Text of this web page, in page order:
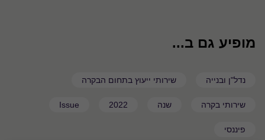
מופיע גם ב...
נדל"ן ובנייה שירותי ייעוץ בתחום הבקרה
שירותי בקרה שנה 2022
Issue
פיננסי